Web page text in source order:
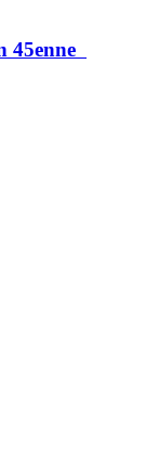
45enne